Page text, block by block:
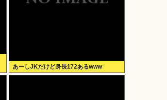
あーしJKだけど身長172あるwww